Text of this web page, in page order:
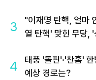
3
"이재명 탄핵, 얼마
열 탄핵' 맞힌 무당,
4
태풍 '돌핀'·'찬홈'
예상 경로는?